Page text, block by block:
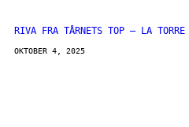
RIVA FRA TÅRNETS TOP – LA TORRE
OKTOBER 4, 2025